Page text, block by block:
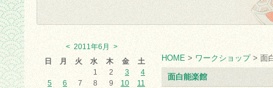
HOME > ワークショップ> 面
面白能楽館
< 2011年6月
>
日
月 火 水 木 金
土
1
2 3
4
5
6 7 8 9 10
11